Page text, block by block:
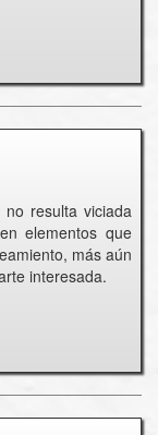
resulta viciada
elementos que
más aún
interesada.